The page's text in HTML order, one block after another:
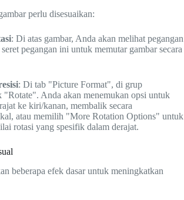
perlu disesuaikan:
: Di atas gambar, Anda akan melihat pegangan
pegangan ini untuk memutar gambar secara
: Di tab "Picture Format", di grup
Anda akan menemukan opsi untuk
ke kiri/kanan, membalik secara
atau memilih "More Rotation Options" untuk
rotasi yang spesifik dalam derajat.
beberapa efek dasar untuk meningkatkan